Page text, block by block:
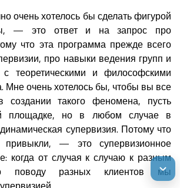
очень хотелось бы сделать фигурой
— это ответ и на запрос про
что эта программа прежде всего
про навыки ведения групп и
с теоретическими и философскими
Мне очень хотелось бы, чтобы вы все
создании такого феномена, пусть
площадке, но в любом случае в
супервизия. Потому что
— это супервизионное
когда от случая к случаю к разным
поводу разных клиентов мы